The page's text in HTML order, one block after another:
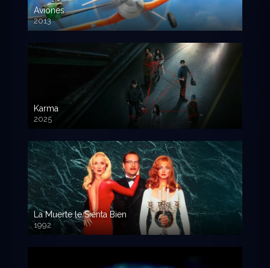
Aviones
2013
720 HD
Karma
2025
La Muerte le Sienta Bien
1992
720p HD